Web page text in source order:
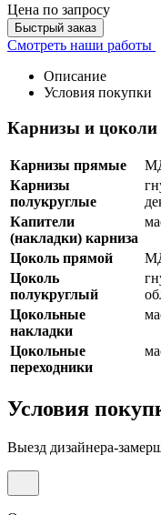
Цена по запросу
Быстрый заказ
Смотреть наши работы
Описание
Условия покупки
Карнизы и цоколи
Карнизы прямые
Карнизы
полукруглые
Капители
(накладки) карниза
Цоколь прямой
Цоколь
полукруглый
Цокольные
накладки
Цокольные
переходники
Условия
Выезд дизайнера-